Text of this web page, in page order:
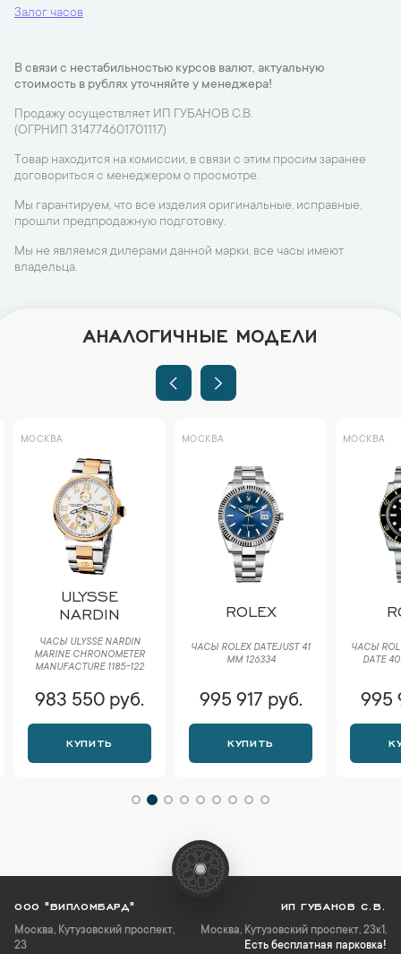
Залог часов
В связи с нестабильностью курсов валют, актуальную
стоимость в рублях уточняйте у менеджера!
Продажу осуществляет ИП ГУБАНОВ С.В.
(ОГРНИП 314774601701117)
Товар находится на комиссии, в связи с этим просим заранее
договориться с менеджером о просмотре.
Мы гарантируем, что все изделия оригинальные, исправные,
прошли предпродажную подготовку.
Мы не являемся дилерами данной марки, все часы имеют
владельца.
АНАЛОГИЧНЫЕ МОДЕЛИ
МОСКВА
ULYSSE
NARDIN
ЧАСЫ ULYSSE NARDIN
MARINE CHRONOMETER
MANUFACTURE 1185-122
983 550 руб.
КУПИТЬ
МОСКВА
ROLEX
ЧАСЫ ROLEX DATEJUST 41
ММ 126334
995 917 руб.
КУПИТЬ
МОСКВА
ЧАСЫ
DATE
995
ООО "ВИПЛОМБАРД"
Москва, Кутузовский проспект,
23
ИП ГУБАНОВ С.В.
Москва, Кутузовский проспект, 23к1,
Есть бесплатная парковка!